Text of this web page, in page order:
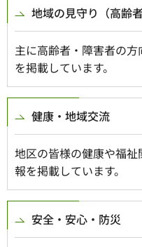
地域の見守り（高齢
主に高齢者・障害者の
を掲載しています。
健康・地域交流
地区の皆様の健康や福
報を掲載しています。
安全・安心・防災